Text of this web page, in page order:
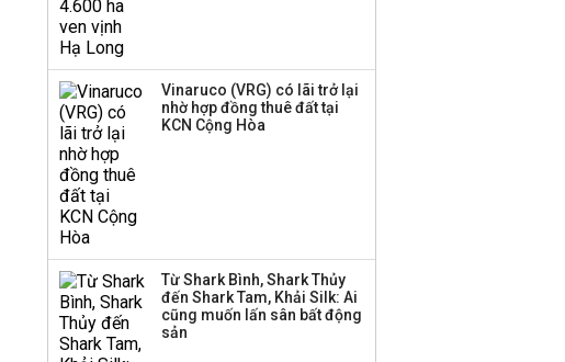
hàng
TOP 10 ngân hàng lãi
Công ty 100 tỷ của
Huấn Hoa Hồng bỗng
dưng ‘biến mất’, một
Vinaruco (VRG) có lãi trở lại
nhờ hợp đồng thuê đất tại
KCN Cộng Hòa
Từ Shark Bình, Shark Thủy
đến Shark Tam, Khải Silk: Ai
cũng muốn lấn sân bất động
sản